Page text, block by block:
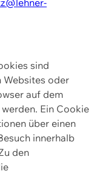
sind
Websites oder
auf dem
Ein Cookie
über einen
innerhalb
den